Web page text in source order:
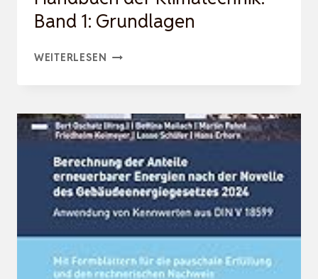
Band 1: Grundlagen
WEITERLESEN HANDBUCH
BAND
1:
GRUNDLAGEN